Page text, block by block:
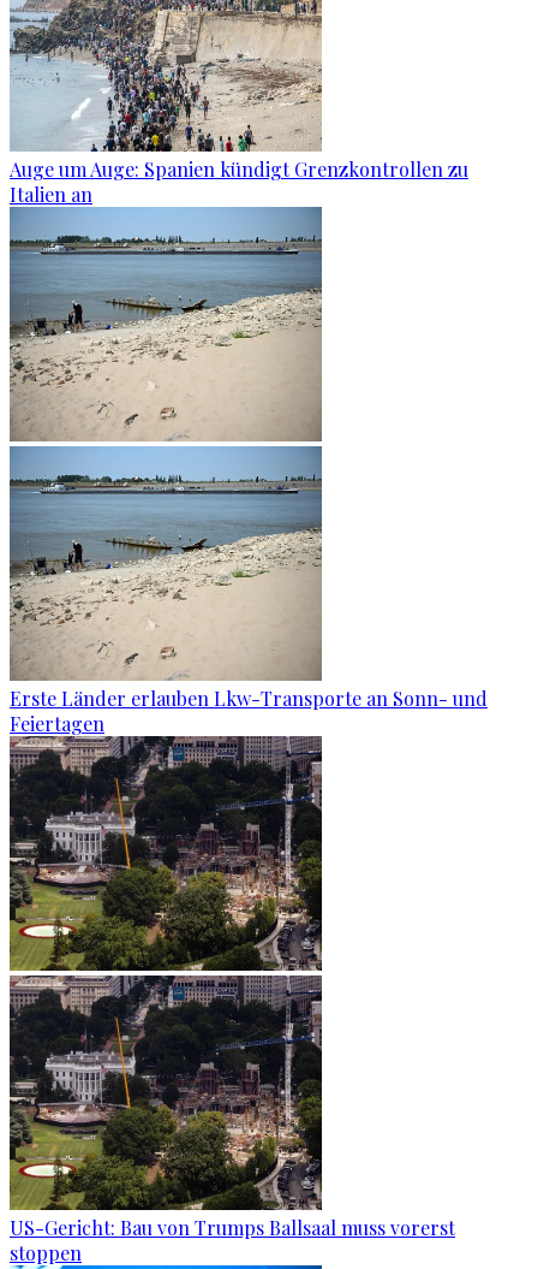
Auge um Auge: Spanien kündigt Grenzkontrollen zu
Italien an
Erste Länder erlauben Lkw-Transporte an Sonn- und
Feiertagen
US-Gericht: Bau von Trumps Ballsaal muss vorerst
stoppen